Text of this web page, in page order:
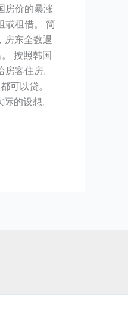
房价的暴涨
或租借。 简
房东全数退
按照韩国
客住房。
可以贷。
的设想。